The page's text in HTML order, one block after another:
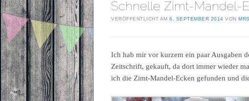
Schnelle Zimt-Mandel-
VERÖFFENTLICHT AM 6. SEPTEMBER 2014 VON
Ich hab mir vor kurzem ein paar Ausgaben
Zeitschrift, gekauft, da dort immer wieder
ich die Zimt-Mandel-Ecken gefunden und